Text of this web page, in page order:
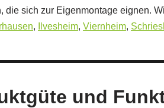
die sich zur Eigenmontage eignen.
, Ilvesheim, Viernheim,
und